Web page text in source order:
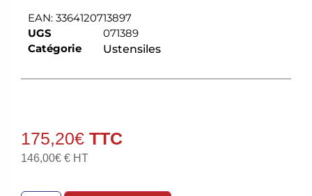
EAN: 3364120713897
UGS
071389
Catégorie
Ustensiles
175,20€
146,00€ € HT